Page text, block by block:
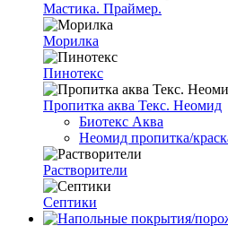
Мастика. Праймер.
Морилка
Пинотекс
Пропитка аква Текс. Неомид
Биотекс Аква
Неомид пропитка/
Растворители
Септики